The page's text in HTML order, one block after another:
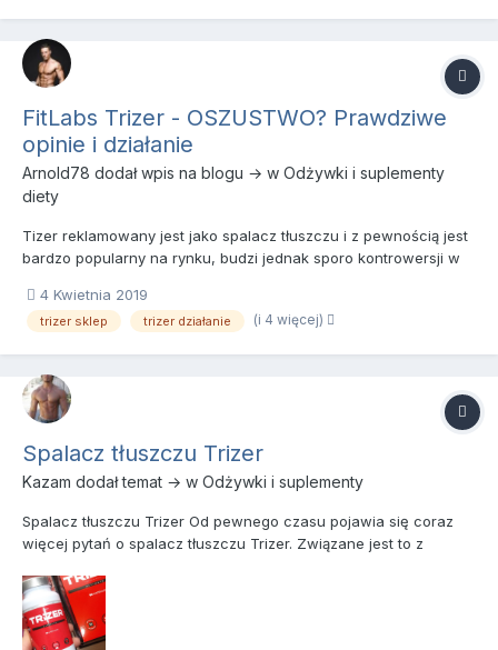
FitLabs Trizer - OSZUSTWO? Prawdziwe
opinie i działanie
Arnold78 dodał wpis na blogu → w Odżywki i suplementy
diety
Tizer reklamowany jest jako spalacz tłuszczu i z pewnością jest
bardzo popularny na rynku, budzi jednak sporo kontrowersji w
jednak o czymś takim jak kontrowersyjność nie powinno być
mowy, ponieważ jest to tylko i wyłącznie marketingowy wytwór
4 Kwietnia 2019
trizer sklep trizer działanie (i 4 więcej)
Spalacz tłuszczu Trizer
Kazam dodał temat → w Odżywki i suplementy
Spalacz tłuszczu Trizer Od pewnego czasu pojawia się coraz
więcej pytań o spalacz tłuszczu Trizer. Związane jest to z
w wyszukiwarce hasła typu „Trizer opinie”, „Fitlabs Trizer”, czy
„Trizer efekty”, znajdziemy dziesiątki stron, n...